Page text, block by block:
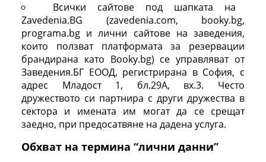
Всички сайтове под шапката на
Zavedenia.BG (zavedenia.com, booky.bg,
programa.bg и лични сайтове на заведения,
които ползват платформата за резервации
брандирана като Booky.bg) се управляват от
Заведения.БГ ЕООД, регистрирана в София, с
адрес Младост 1, бл.29А, вх.3. Често
дружеството си партнира с други дружества в
сектора и имената им могат да се срещат
заедно, при предосатвяне на дадена услуга.
Обхват на термина “лични данни”